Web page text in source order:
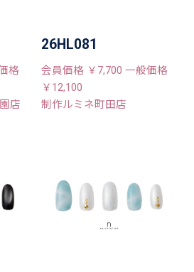
格
店
26HL081
会員価格 ￥7,700 一般価格
￥12,100
制作ルミネ町田店